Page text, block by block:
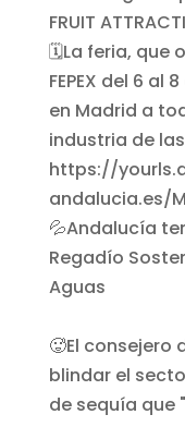
💦Andalucía
Regadío
Aguas
🥵El
blindar el
de sequía que